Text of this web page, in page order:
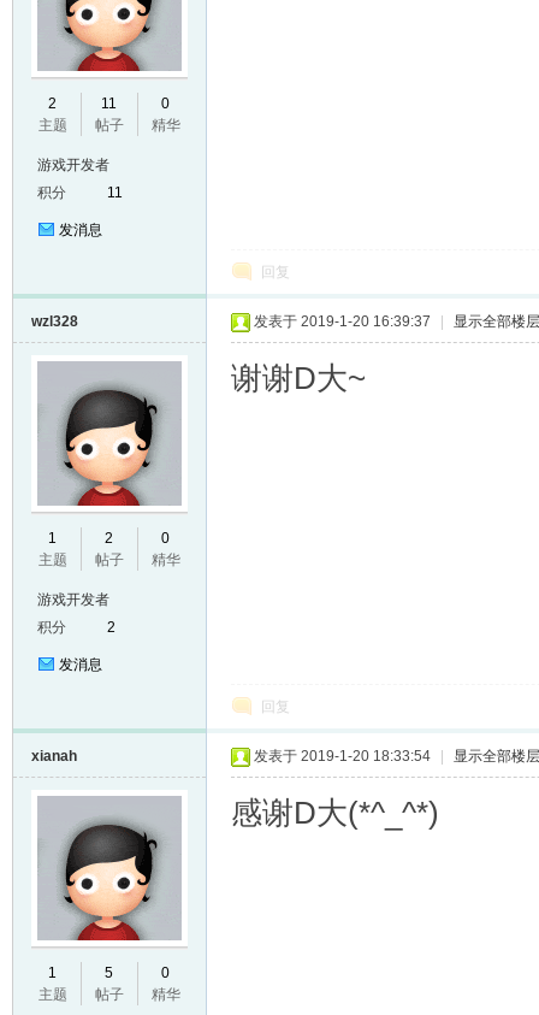
2
主题
11
帖子
0
精华
游戏开发者
积分
11
发消息
回复
wzl328
1
主题
2
帖子
0
精华
游戏开发者
积分
2
发消息
发表于 2019-1-20 16:39:37 显示全部楼层
谢谢D大~
回复
xianah
1
主题
5
帖子
0
精华
发表于 2019-1-20 18:33:54 显示全部楼层
感谢D大(*^_^*)